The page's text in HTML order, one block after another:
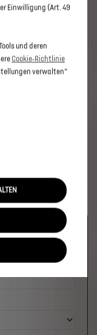
Einwilligung (Art. 49
und deren
Cookie‑Richtlinie
verwalten“